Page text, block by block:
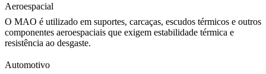
Aeroespacial
O MAO é utilizado em suportes, carcaças, escudos térmicos e outros
componentes aeroespaciais que exigem estabilidade térmica e
resistência ao desgaste.
Automotivo